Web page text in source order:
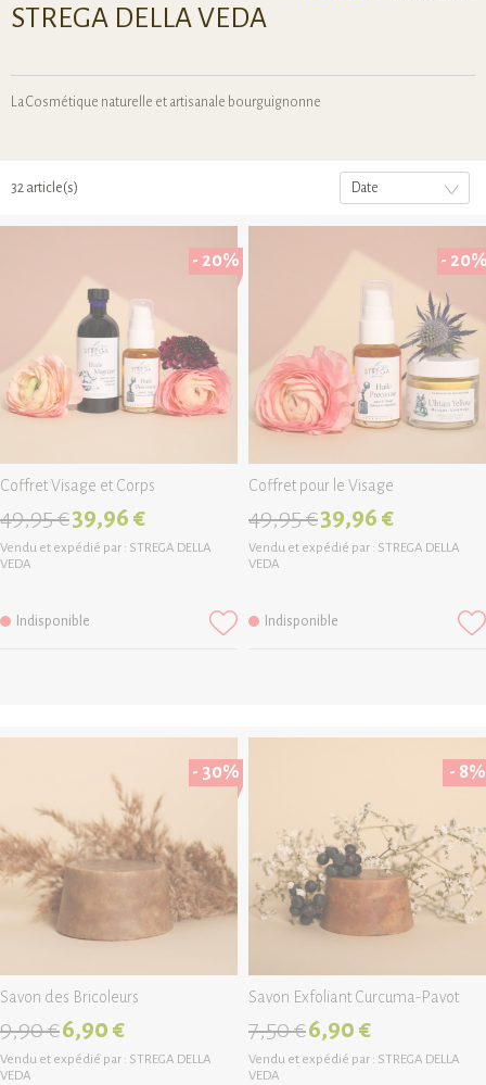
STREGA DELLA VEDA
La Cosmétique naturelle et artisanale bourguignonne
32 article(s) Date
- 20%
Coffret Visage et Corps
49,95 €39,96 €
Vendu et expédié par : STREGA DELLA
VEDA
Indisponible
-
Coffret pour le Visage
49,95 €39,96 €
Vendu et expédié par : STREGA DELLA
VEDA
Indisponible
- 30%
Savon des Bricoleurs
9,90 €6,90 €
Vendu et expédié par : STREGA DELLA
VEDA
- 8%
Savon Exfoliant Curcuma-Pavot
7,50 €6,90 €
Vendu et expédié par : STREGA DELLA
VEDA